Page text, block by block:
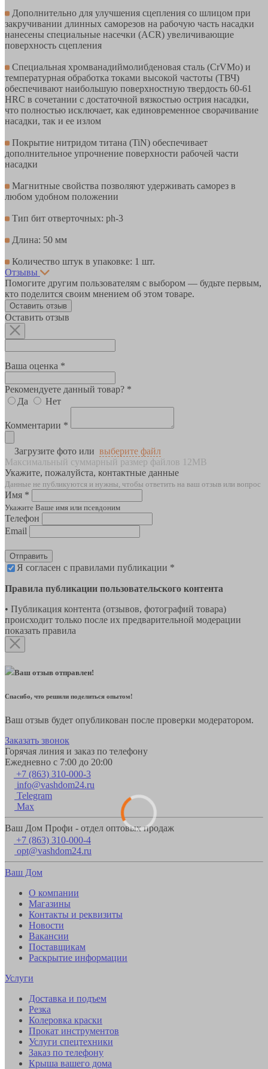
Дополнительно для улучшения сцепления со шлицом при
закручивании длинных саморезов на рабочую часть насадки
нанесены специальные насечки (ACR) увеличивающие
поверхность сцепления
Специальная хромванадиймолибденовая сталь (CrVMo) и
температурная обработка токами высокой частоты (ТВЧ)
обеспечивают наибольшую поверхностную твердость 60-61
HRC в сочетании с достаточной вязкостью острия насадки,
что полностью исключает, как единовременное сворачивание
насадки, так и ее излом
Покрытие нитридом титана (TiN) обеспечивает
дополнительное упрочнение поверхности рабочей части
насадки
Магнитные свойства позволяют удерживать саморез в
любом удобном положении
Тип бит отверточных: ph-3
Длина: 50 мм
Количество штук в упаковке: 1 шт.
Отзывы
Помогите другим пользователям с выбором — будьте первым,
кто поделится своим мнением об этом товаре.
Оставить отзыв
Оставить отзыв
Ваша оценка *
Рекомендуете данный товар? *
Да
Нет
Комментарии *
Загрузите фото или выберите файл
Максимальный суммарный размер файлов 12MB
Укажите, пожалуйста, контактные данные
Данные не публикуются и нужны, чтобы ответить на ваш отзыв или вопрос
Имя *
Укажите Ваше имя или псевдоним
Телефон
Email
Отправить
Я согласен с правилами публикации *
Правила публикации пользовательского контента
• Публикация контента (отзывов, фотографий товара)
происходит только после их предварительной модерации
показать правила
Ваш отзыв отправлен!
Спасибо, что решили поделиться опытом!
Ваш отзыв будет опубликован после проверки модератором.
Заказать звонок
Горячая линия и заказ по телефону
Ежедневно с 7:00 до 20:00
+7 (863) 310-000-3
info@vashdom24.ru
Telegram
Max
Ваш Дом Профи - отдел оптовых продаж
+7 (863) 310-000-4
opt@vashdom24.ru
Ваш Дом
О компании
Магазины
Контакты и реквизиты
Новости
Вакансии
Поставщикам
Раскрытие информации
Услуги
Доставка и подъем
Резка
Колеровка краски
Прокат инструментов
Услуги спецтехники
Заказ по телефону
Крыша вашего дома